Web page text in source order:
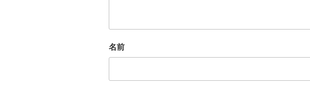
名前